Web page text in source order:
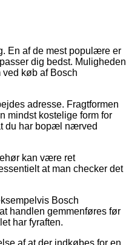
En af de mest populære er
dig bedst. Muligheden
køb af Bosch
adresse. Fragtformen
mindst kostelige form for
du har bopæl nærved
kan være ret
at man checker det
Bosch
handlen gemmenføres før
har fyraften.
af at der indkøbes for en